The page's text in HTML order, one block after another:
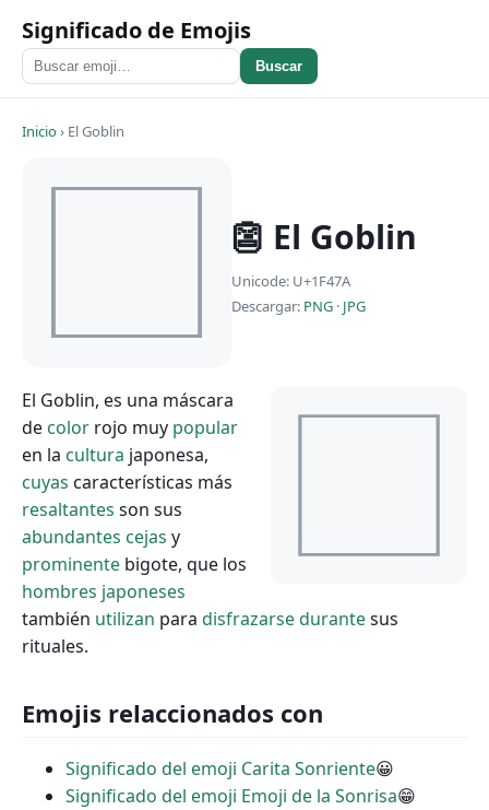
Significado de Emojis
Buscar
Inicio› El Goblin
👺 El Goblin
Unicode: U+1F47A
Descargar: PNG · JPG
El Goblin, es una máscara
de color rojo muy popular
en la cultura japonesa,
cuyas características más
resaltantes son sus
abundantes cejas y
prominente bigote, que los
hombres japoneses
también utilizan para disfrazarsedurantesus
rituales.
Emojis relaccionados con
Significado del emoji Carita Sonriente😀
Significado del emoji Emoji de la Sonrisa😁